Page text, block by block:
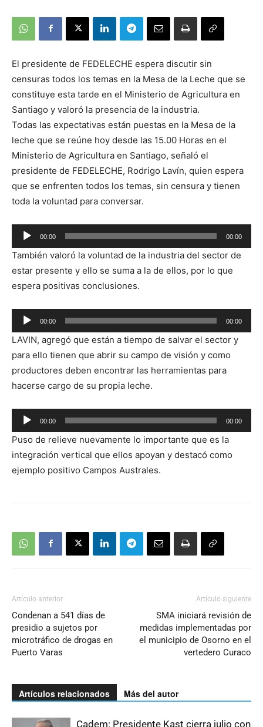
El presidente de FEDELECHE espera discutir sin
censuras todos los temas en la Mesa de la Leche que se
constituye esta tarde en el Ministerio de Agricultura en
Santiago y valoró la presencia de la industria.
Todas las expectativas están puestas en la Mesa de la
leche que se reúne hoy desde las 15.00 Horas en el
Ministerio de Agricultura en Santiago, señaló el
presidente de FEDELECHE, Rodrigo Lavín, quien espera
que se enfrenten todos los temas, sin censura y tienen
toda la voluntad para conversar.
Reproductor
de
audio
00:00 00:00
También valoró la voluntad de la industria del sector de
estar presente y ello se suma a la de ellos, por lo que
espera positivas conclusiones.
Reproductor
de
audio
00:00 00:00
LAVIN, agregó que están a tiempo de salvar el sector y
para ello tienen que abrir su campo de visión y como
productores deben encontrar las herramientas para
hacerse cargo de su propia leche.
Reproductor
de
audio
00:00 00:00
Puso de relieve nuevamente lo importante que es la
integración vertical que ellos apoyan y destacó como
ejemplo positivo Campos Australes.
Artículo anterior
Condenan a 541 días de
presidio a sujetos por
microtráfico de drogas en
Puerto Varas
Artículo siguiente
SMA iniciará revisión de
medidas implementadas por
el municipio de Osorno en el
vertedero Curaco
Artículos relacionados Más del autor
Cadem: Presidente Kast cierra julio con